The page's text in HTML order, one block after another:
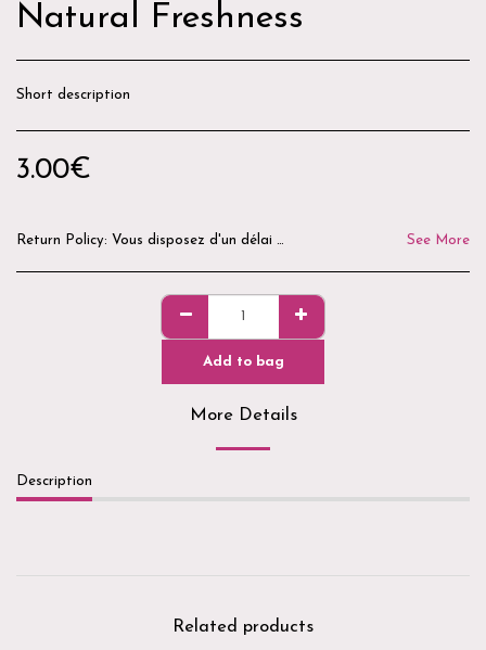
Natural Freshness
Short description
3.00€
Return Policy: Vous disposez d'un délai de 14 jours après réception de votre commande pour demander un retour. Les produits doivent être neufs, non utilisés, non ouverts et dans leur emballage d'origine. Pour des raisons d'hygiène et de sécurité, les produits ouverts, utilisés ou personnalisés ne peuvent être ni repris ni remboursés. Avant tout retour, merci de nous contacter par e-mail ou via notre formulaire de contact afin d'obtenir les modalités de retour. Les frais de retour restent à la charge du client, sauf en cas d'erreur de préparation ou de produit défectueux. La Boutique du Goussatié vous remercie de votre confiance. 🌿🐾 See More
Add to bag
More Details
Description
Related products